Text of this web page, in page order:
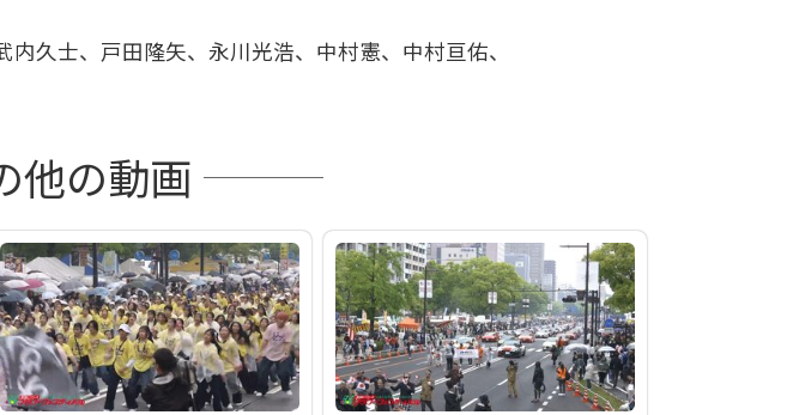
す
久士、戸田隆矢、永川光浩、中村憲、中村亘佑、
他の動画